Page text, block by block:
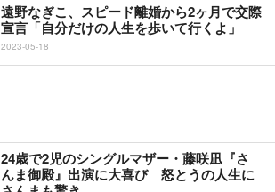
遠野なぎこ、スピード離婚から2ヶ月で交際
宣言「自分だけの人生を歩いて行くよ」
2023-05-18
24歳で2児のシングルマザー・藤咲凪『さ
んま御殿』出演に大喜び 怒とうの人生に